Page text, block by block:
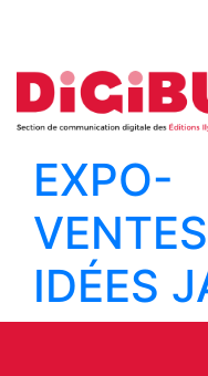
EXPO-
VENTE
IDÉES